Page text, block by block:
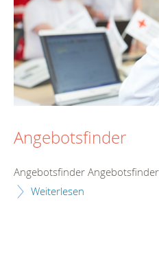
Angebotsfinder
Angebotsfinder Angebotsfinder
Weiterlesen